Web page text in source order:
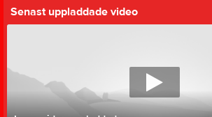
Senast uppladdade video